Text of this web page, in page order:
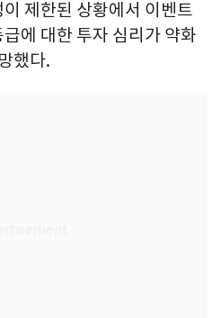
제한된 상황에서 이벤트
에 대한 투자 심리가 약화
했다.